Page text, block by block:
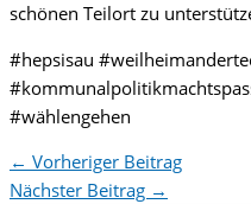
schönen Teilort zu
#hepsisau
#wählengehen
← Vorheriger Beitrag
Nächster Beitrag →